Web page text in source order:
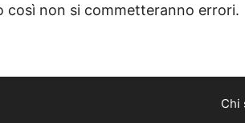
così non si commetteranno errori.
Chi